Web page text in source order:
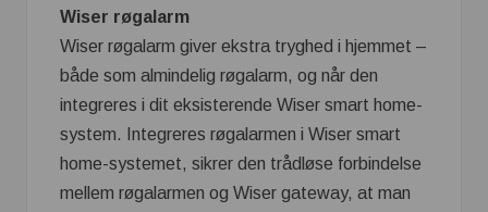
Wiser røgalarm
Wiser røgalarm giver ekstra tryghed i hjemmet –
både som almindelig røgalarm, og når den
integreres i dit eksisterende Wiser smart home-
system. Integreres røgalarmen i Wiser smart
home-systemet, sikrer den trådløse forbindelse
mellem røgalarmen og Wiser gateway, at man